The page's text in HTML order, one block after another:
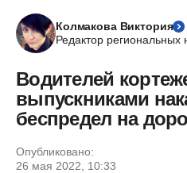
Колмакова Виктория
Редактор региональных
Водителей
выпускниками
беспредел на
Опубликовано:
26 мая 2022, 10:33